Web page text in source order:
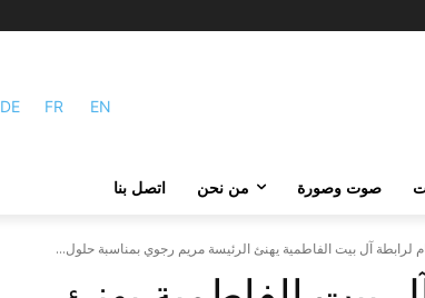
DE FR EN
صوت وصورة من نحن اتصل بنا
لرابطة آل بيت الفاطمية يهنئ الرئيسة مريم رجوي بمناسبة حلول...